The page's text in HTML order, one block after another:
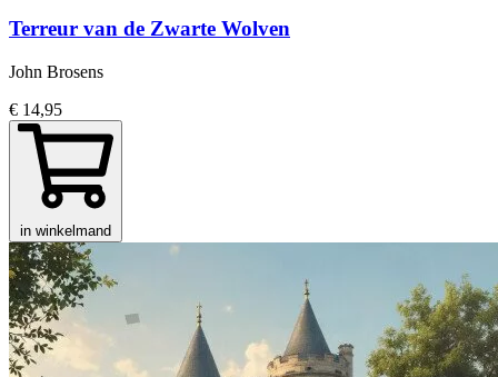
Terreur van de Zwarte Wolven
John Brosens
€ 14,95
in winkelmand